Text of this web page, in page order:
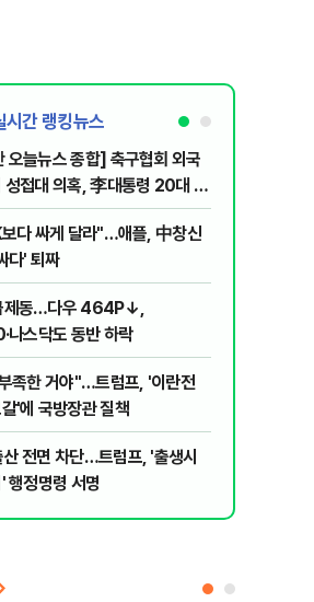
시간 랭킹뉴스
오늘뉴스 종합] 축구협회 외국
성접대 의혹, 李대통령 20대 지
의식했나, 삼전닉스 올인은 금
닉스 프리마켓 시초가 논란 재
석 "과반 승리 가능성 99%" 등
다 싸게 달라"…애플, 中창신
다' 퇴짜
제동…다우 464P↓,
스닥도 동반 하락
족한 거야"…트럼프, '이란전
'에 국방장관 질책
전면 차단…트럼프, '출생시
행정명령 서명